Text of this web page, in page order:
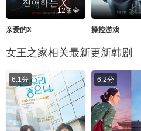
12集全
亲爱的X 操控游戏
女王之家相关最新更新韩剧
6.1分 6.2分